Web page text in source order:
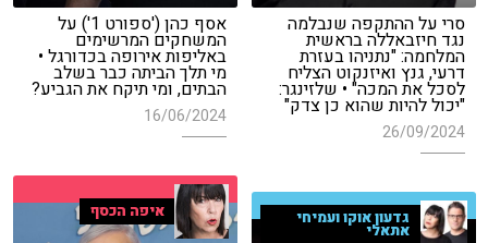
סרי על ההתקפה שנבלמה
נגד חיזבאללה בראשית
המלחמה: "נתניהו בעזרת
דרעי, גנץ ואיזנקוט הצליח
לסכל את המכה" • שלזינגר:
"יכול להיות שהוא כן צדק"
26/09/2024
אסף כהן ('ספורט 1') על
המשחקים המרשימים
באליפות אירופה בכדורגל •
מי תלך הביתה כבר בשלב
הבתים, ומי תיקח את הגביע?
16/06/2024
איפה הכסף גדעון אוקו ועמיחי
אתאלי